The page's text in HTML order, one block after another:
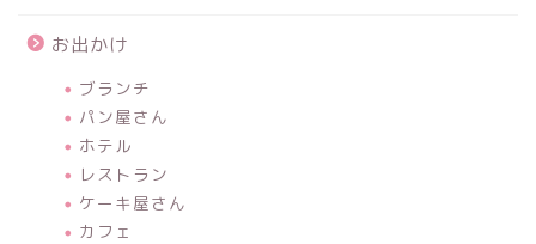
お出かけ
ブランチ
パン屋さん
ホテル
レストラン
ケーキ屋さん
カフェ